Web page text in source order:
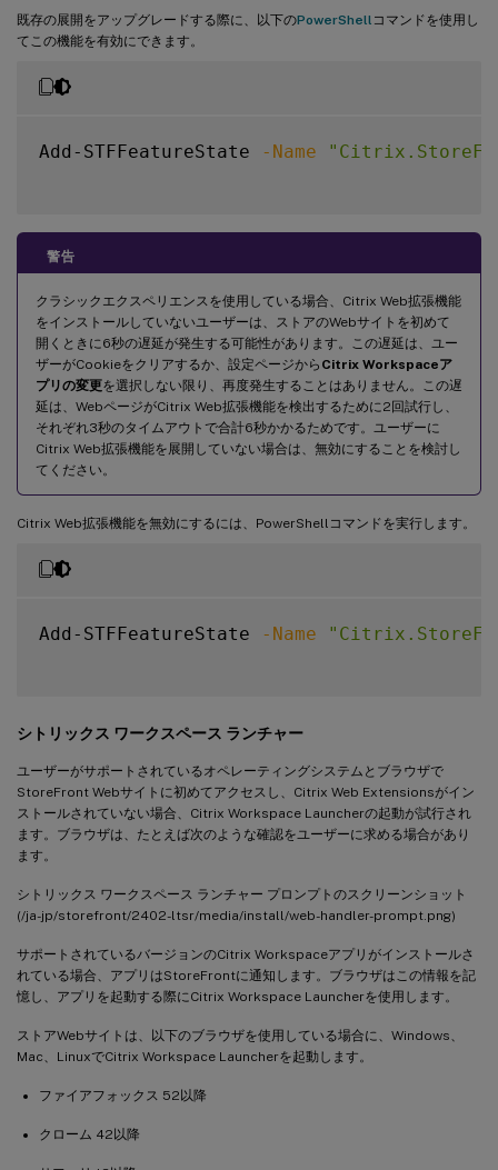
既存の展開をアップグレードする際に、以下のPowerShell コマンドを使用し
てこの機能を有効にできます。
Add-STFFeatureState -Name
警告
クラシックエクスペリエンスを使用している場合、Citrix Web拡張機能
をインストールしていないユーザーは、ストアのWebサイトを初めて
開くときに6秒の遅延が発生する可能性があります。この遅延は、ユー
ザーがCookieをクリアするか、設定ページから Citrix Workspaceア
プリの変更を選択しない限り、再度発生することはありません。この遅
延は、WebページがCitrix Web拡張機能を検出するために2回試行し、
それぞれ3秒のタイムアウトで合計6秒かかるためです。ユーザーに
Citrix Web拡張機能を展開していない場合は、無効にすることを検討し
てください。
Citrix Web拡張機能を無効にするには、PowerShellコマンドを実行します。
Add-STFFeatureState -Name
シトリックス ワークスペース ランチャー
ユーザーがサポートされているオペレーティングシステムとブラウザで
StoreFront Webサイトに初めてアクセスし、Citrix Web Extensionsがイン
ストールされていない場合、Citrix Workspace Launcherの起動が試行され
ます。ブラウザは、たとえば次のような確認をユーザーに求める場合があり
ます。
シトリックス ワークスペース ランチャー プロンプトのスクリーンショット
(/ja-jp/storefront/2402-ltsr/media/install/web-handler-prompt.png)
サポートされているバージョンのCitrix Workspaceアプリがインストールさ
れている場合、アプリはStoreFrontに通知します。ブラウザはこの情報を記
憶し、アプリを起動する際にCitrix Workspace Launcherを使用します。
ストアWebサイトは、以下のブラウザを使用している場合に、Windows、
Mac、LinuxでCitrix Workspace Launcherを起動します。
ファイアフォックス 52以降
クローム 42以降